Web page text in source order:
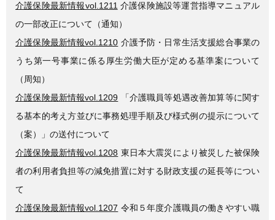
介護保険最新情報vol.1211 介護保険施設等運営指導マニュアル
の一部改正について（通知）
介護保険最新情報vol.1210 介護予防・日常生活支援総合事業の
うち第一号事業に係る厚生労働大臣が定める基準案について
（周知）
介護保険最新情報vol.1209 「介護職員等処遇改善加算等に関す
る基本的考え方並びに事務処理手順及び様式例の提示について
（案）」の送付について
介護保険最新情報vol.1208 東日本大震災により被災した被保険
者の利用者負担等の減免措置に対する財政支援の延長等につい
て
介護保険最新情報vol.1207 令和５年度介護職員の働きやすい職